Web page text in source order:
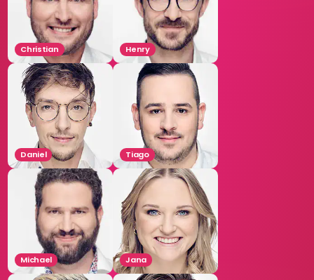
Christian Henry
Daniel Tiago
Michael Jana